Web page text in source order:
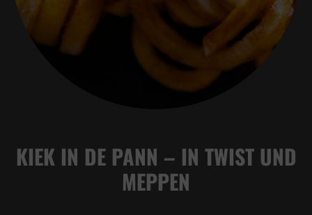
KIEK IN DE PANN – IN TWIST UND
MEPPEN